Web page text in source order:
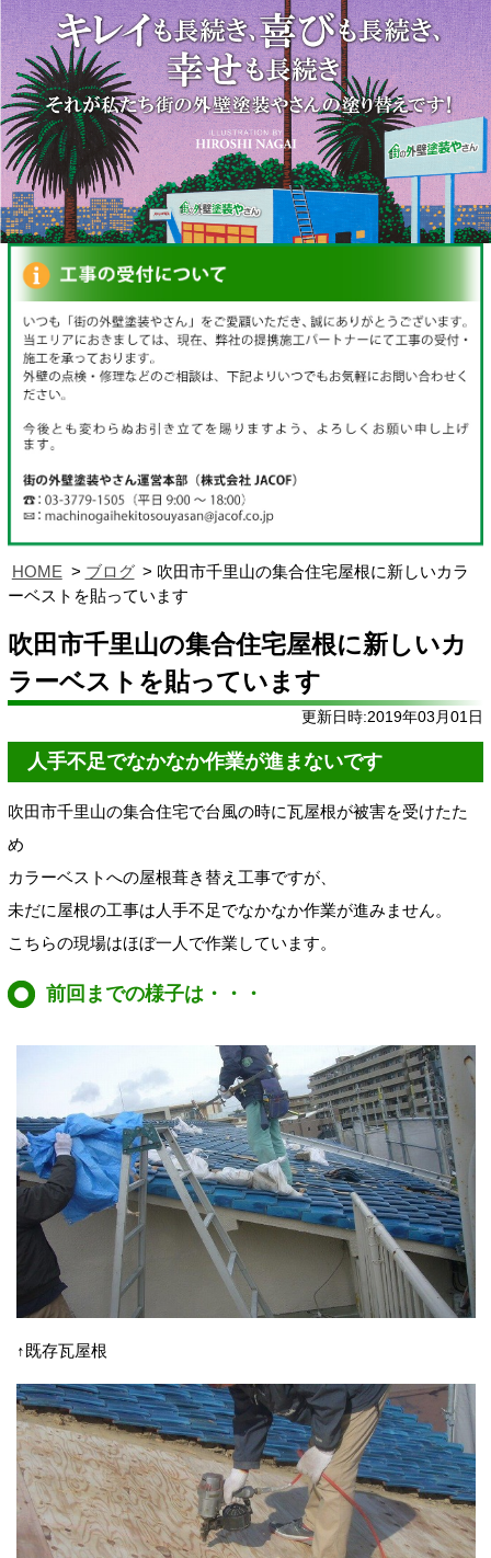
HOME ブログ
吹田市千里山の集合住宅屋根に新しいカラ
ーベストを貼っています
吹田市千里山の集合住宅屋根に新しいカ
ラーベストを貼っています
更新日時:2019年03月01日
人手不足でなかなか作業が進まないです
吹田市千里山の集合住宅で台風の時に瓦屋根が被害を受けたた
め
カラーベストへの屋根葺き替え工事ですが、
未だに屋根の工事は人手不足でなかなか作業が進みません。
こちらの現場はほぼ一人で作業しています。
前回までの様子は・・・
↑既存瓦屋根